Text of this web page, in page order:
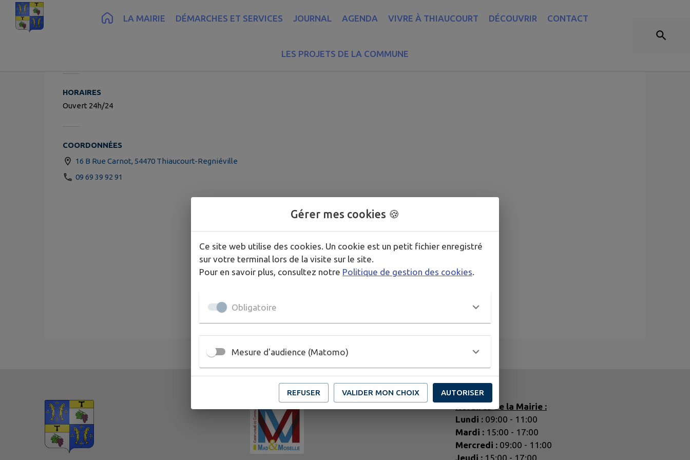
Contenu Recherche Pied de page
LA MAIRIE DÉMARCHES ET SERVICES JOURNAL AGENDA VIVRE À THIAUCOURT DÉCOUVRIR CONTACT
LES PROJETS DE LA COMMUNE
Crédit Agricole
HORAIRES
Ouvert 24h/24
COORDONNÉES
16 B Rue Carnot, 54470 Thiaucourt-Regniéville
09 69 39 92 91
Horaires de la Mairie :
Lundi : 09:00 - 11:00
Mardi : 15:00 - 17:00
Mercredi : 09:00 - 11:00
Jeudi : 15:00 - 17:00
Gérer mes cookies 🍪
Ce site web utilise des cookies. Un cookie est un petit fichier enregistré
sur votre terminal lors de la visite sur le site.
Pour en savoir plus, consultez notre Politique de gestion des cookies.
Obligatoire
Mesure d'audience (Matomo)
REFUSER VALIDER MON CHOIX AUTORISER